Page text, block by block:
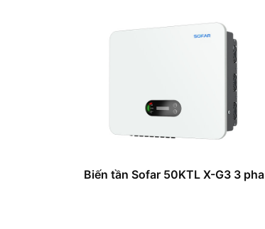
Biến tần Sofar 50KTL X-G3 3 pha